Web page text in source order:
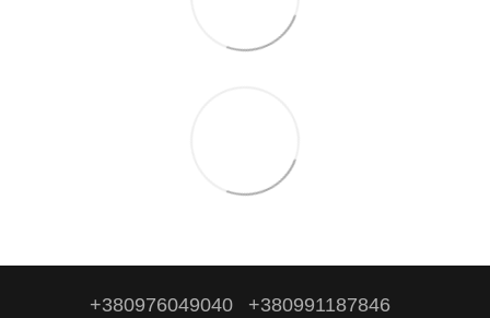
+380976049040 +380991187846